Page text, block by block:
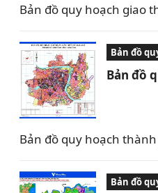
Bản đồ quy hoạch giao
Bản đồ
Bản đồ
Bản đồ quy hoạch
Bản đồ